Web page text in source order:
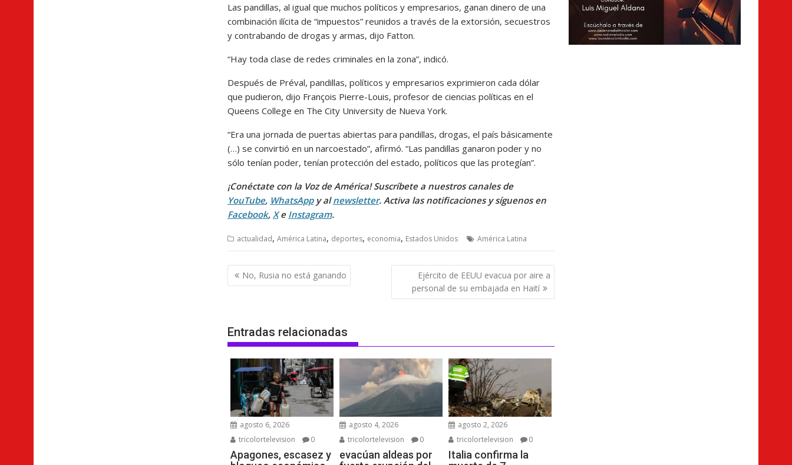
Las pandillas, al igual que muchos políticos y empresarios, ganan dinero de una
combinación ilícita de “impuestos” reunidos a través de la extorsión, secuestros
y contrabando de drogas y armas, dijo Fatton.
“Hay toda clase de redes criminales en la zona”, indicó.
Después de Préval, pandillas, políticos y empresarios exprimieron cada dólar
que pudieron, dijo François Pierre-Louis, profesor de ciencias políticas en el
Queens College en The City University de Nueva York.
“Era una jornada de puertas abiertas para pandillas, drogas, el país básicamente
(…) se convirtió en un narcoestado”, afirmó. “Las pandillas ganaron poder y no
sólo tenían poder, tenían protección del estado, políticos que las protegían”.
¡Conéctate con la Voz de América! Suscríbete a nuestros canales de
YouTube, WhatsAppy alnewsletter. Activa las notificaciones y síguenos en
Facebook, Xe Instagram.
actualidad, América Latina, deportes, economia, Estados Unidos América Latina
Navegación
de
No, Rusia no está ganando
Ejército de EEUU evacua por aire a
personal de su embajada en Haití
Entradas relacionadas
agosto 6, 2026
tricolortelevision
0
Apagones, escasez y
agosto 4, 2026
tricolortelevision
0
evacúan aldeas por
agosto 2, 2026
tricolortelevision
0
Italia confirma la